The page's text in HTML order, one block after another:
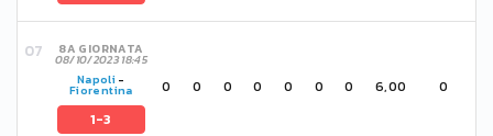
8A GIORNATA
08/10/2023 18:45
Napoli -
Fiorentina
1-3
0 0 0 0 0 0 0 6,00 0